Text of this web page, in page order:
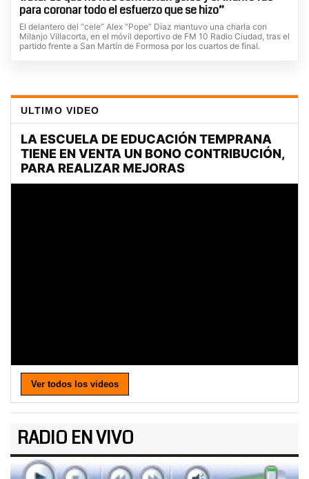
para coronar todo el esfuerzo que se hizo”
El delantero del “cele” Alex “Pope” Díaz mantuvo una charla con
Milanjo Villacorta, en el móvil deportivo de FM 10 Radio Ciudad, tras el
partido frente a San Martín de Formosa por los cuartos de final.
ULTIMO VIDEO
Ver todos los videos
RADIO EN VIVO